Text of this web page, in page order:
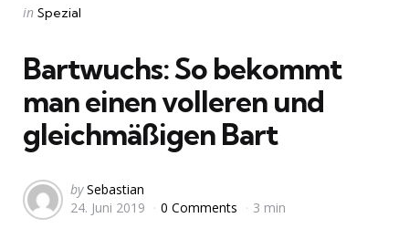
Categories
Posted
in Spezial
Bartwuchs: So bekommt
man einen volleren und
gleichmäßigen Bart
Posted
by
by Sebastian
24. Juni 2019
0 Comments 3 min